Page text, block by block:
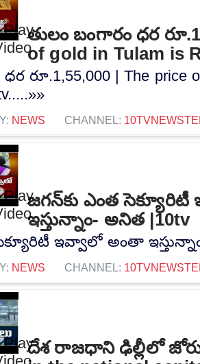
తులం బంగారం ధర
of gold in Tulam is
రూ.1,55,000 | The price
NEWS CHANNEL:
జగన్‌కు ఎంత
ఇస్తున్నాం- అనిత |10tv
ఇవ్వాలో అంతా
NEWS CHANNEL:
దేశ రాజధాని ఢిల్లీలో